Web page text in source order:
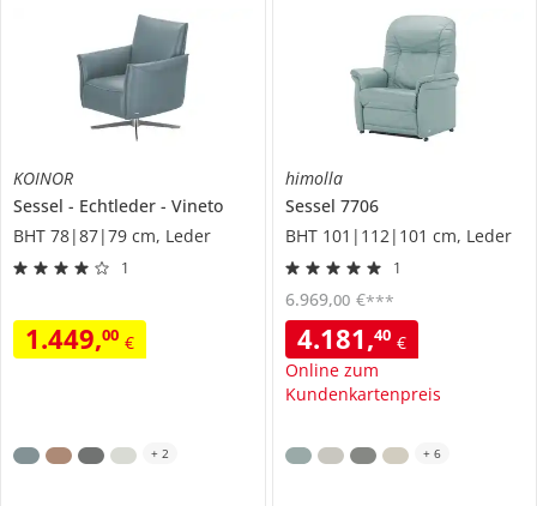
KOINOR
Sessel
Echtleder
Vineto
BHT 78|87|79 cm, Leder
1
1.449,00 €
+ 2
himolla
Sessel 7706
BHT 101|112|101 cm, Leder
1
4.181,40 €
Online zum
Kundenkartenpreis
6.969,00 €***
+ 6